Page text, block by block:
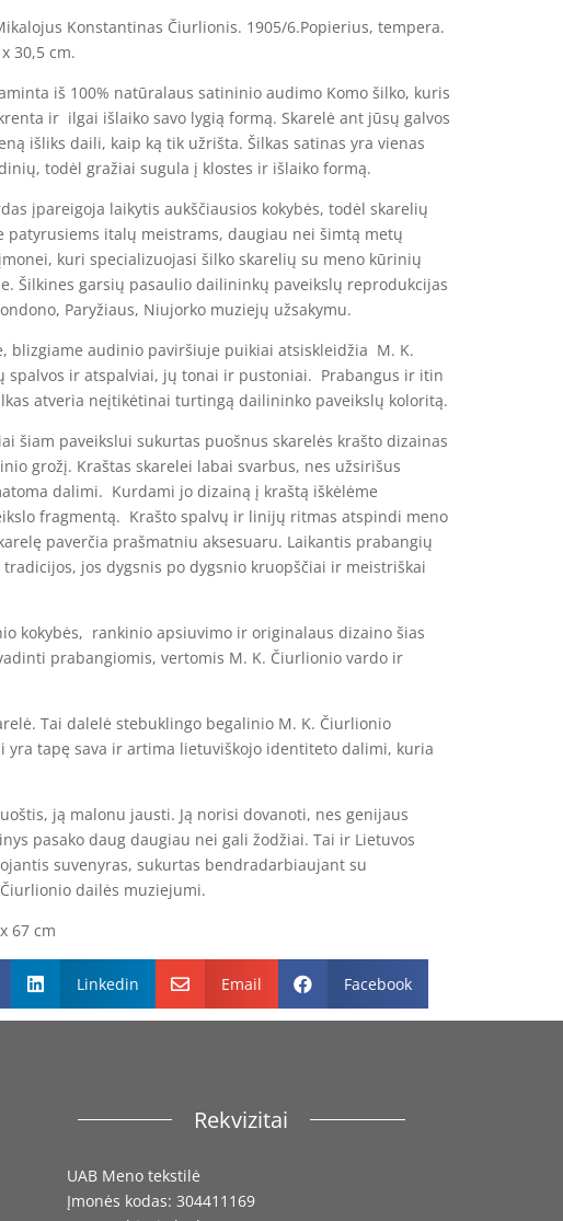
Konstantinas Čiurlionis. 1905/6.Popierius, tempera.
30,5 cm.
iš 100% natūralaus satininio audimo Komo šilko, kuris
ir ilgai išlaiko savo lygią formą. Skarelė ant jūsų galvos
išliks daili, kaip ką tik užrišta. Šilkas satinas yra vienas
todėl gražiai sugula į klostes ir išlaiko formą.
įpareigoja laikytis aukščiausios kokybės, todėl skarelių
patyrusiems italų meistrams, daugiau nei šimtą metų
kuri specializuojasi šilko skarelių su meno kūrinių
Šilkines garsių pasaulio dailininkų paveikslų reprodukcijas
Paryžiaus, Niujorko muziejų užsakymu.
blizgiame audinio paviršiuje puikiai atsiskleidžia M. K.
spalvos ir atspalviai, jų tonai ir pustoniai. Prabangus ir itin
atveria neįtikėtinai turtingą dailininko paveikslų koloritą.
šiam paveikslui sukurtas puošnus skarelės krašto dizainas
grožį. Kraštas skarelei labai svarbus, nes užsirišus
dalimi. Kurdami jo dizainą į kraštą iškėlėme
fragmentą. Krašto spalvų ir linijų ritmas atspindi meno
paverčia prašmatniu aksesuaru. Laikantis prabangių
jos dygsnis po dygsnio kruopščiai ir meistriškai
kokybės, rankinio apsiuvimo ir originalaus dizaino šias
prabangiomis, vertomis M. K. Čiurlionio vardo ir
Tai dalelė stebuklingo begalinio M. K. Čiurlionio
yra tapę sava ir artima lietuviškojo identiteto dalimi, kuria
ją malonu jausti. Ją norisi dovanoti, nes genijaus
pasako daug daugiau nei gali žodžiai. Tai ir Lietuvos
suvenyras, sukurtas bendradarbiaujant su
dailės muziejumi.
67 cm
 Linkedin  Email  Facebook
Rekvizitai
UAB Meno tekstilė
Įmonės kodas: 304411169